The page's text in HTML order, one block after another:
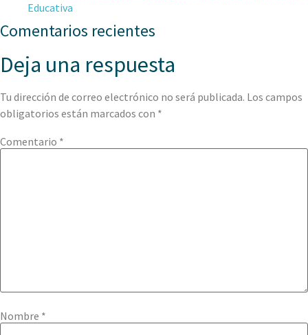
Educativa
Comentarios recientes
Deja una respuesta
Tu dirección de correo electrónico no será publicada. Los campos
obligatorios están marcados con *
Comentario *
Nombre *